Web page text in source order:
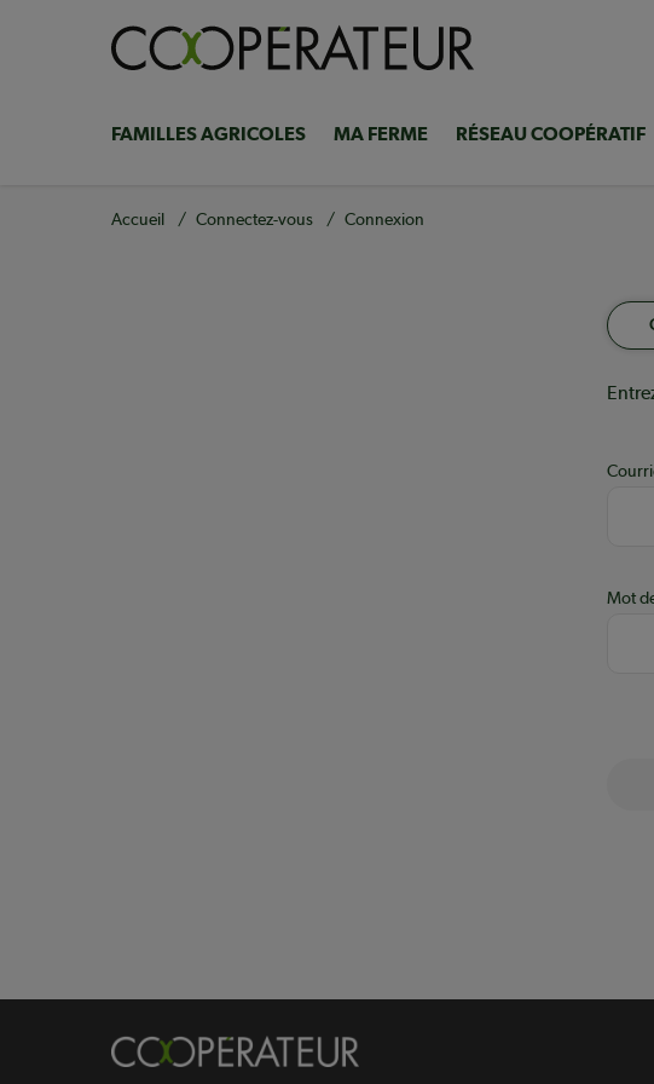
Navigation
principale
FAMILLES AGRICOLES MA FERME RÉSEAU COOPÉRATIF
Fil
Accueil Connectez-vous Connexion
Mot